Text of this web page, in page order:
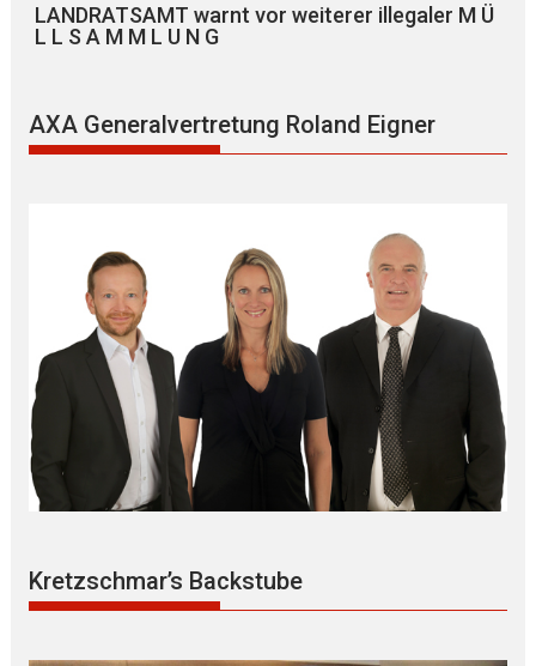
LANDRATSAMT warnt vor weiterer illegaler M Ü
L L S A M M L U N G
AXA Generalvertretung Roland Eigner
Kretzschmar’s Backstube